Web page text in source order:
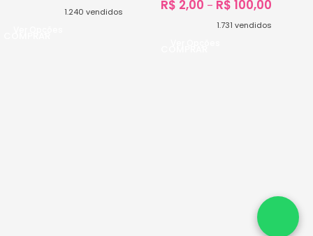
1.240 vendidos R$ 2,00 – R$ 100,00
1.731 vendidos